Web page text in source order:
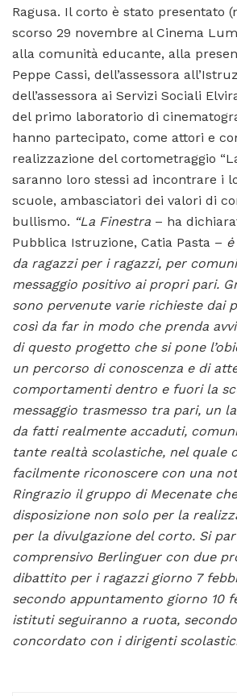
Ragusa. Il corto è stato presentato
scorso 29 novembre al Cinema
alla comunità educante, alla
Peppe Cassi, dell’assessora
dell’assessora ai Servizi Sociali
del primo laboratorio di
hanno partecipato, come attori e
realizzazione del cortometraggio
saranno loro stessi ad incontrare i
scuole, ambasciatori dei valori di
bullismo. “La Finestra – ha
Pubblica Istruzione, Catia Pasta –
da ragazzi per i ragazzi, per
messaggio positivo ai propri pari.
sono pervenute varie richieste dai
così da far in modo che prenda
di questo progetto che si pone
un percorso di conoscenza e di
comportamenti dentro e fuori la
messaggio trasmesso tra pari, un
da fatti realmente accaduti,
tante realtà scolastiche, nel quale
facilmente riconoscere con una
Ringrazio il gruppo di Mecenate
disposizione non solo per la
per la divulgazione del corto. Si
comprensivo Berlinguer con due
dibattito per i ragazzi giorno 7
secondo appuntamento giorno 10
istituti seguiranno a ruota,
concordato con i dirigenti